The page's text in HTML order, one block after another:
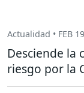
Actualidad • FEB
Desciende la
riesgo por la